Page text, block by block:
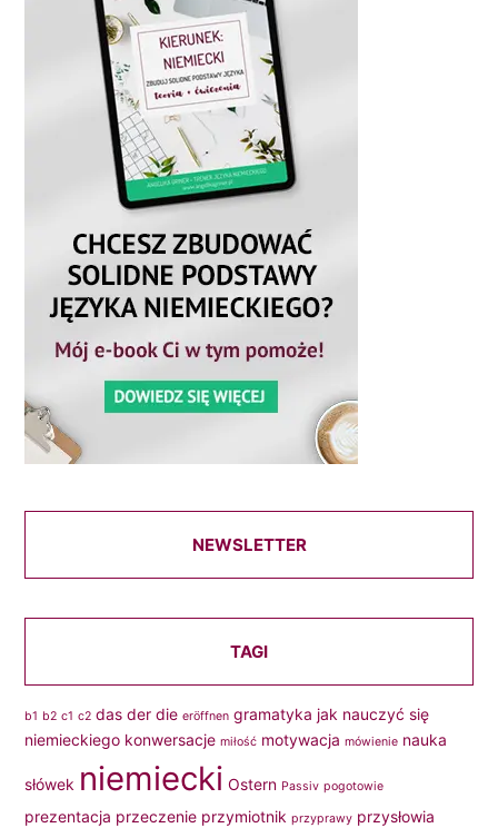
NEWSLETTER
TAGI
b1 b2 c1 c2 das der die eröffnen gramatyka jak nauczyć się
niemieckiego konwersacje miłość motywacja mówienie nauka
słówek niemiecki Ostern Passiv pogotowie
prezentacja przeczenie przymiotnik przyprawy przysłowia